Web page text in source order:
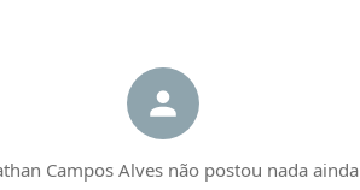
Campos Alves não postou nada ainda